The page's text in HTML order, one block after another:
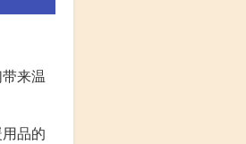
来温
品的